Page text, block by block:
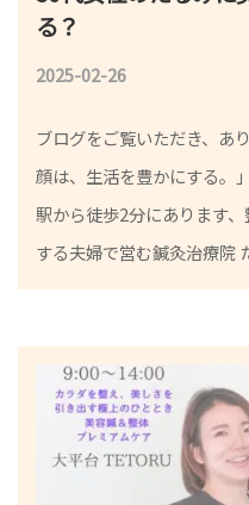
る？
2025-02-26
鍼
灸
師
林
真
希
ブログをご覧いただき、あ
顔は、生活を豊かにする。
駅から徒歩2分にあります
する夫婦で営む鍼灸治療院